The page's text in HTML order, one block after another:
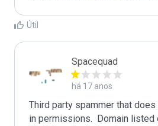
Útil
Spacequad
há 17 anos
Third party spammer that
in permissions.  Domain listed